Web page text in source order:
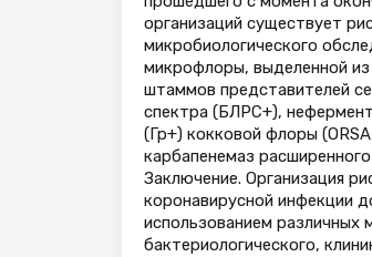
организаций существует
микробиологического
микрофлоры, выделенной
штаммов представителей
спектра (БЛРС+),
(Гр+) кокковой флоры
карбапенемаз
Заключение. Организация
коронавирусной инфекции
использованием различных
бактериологического,